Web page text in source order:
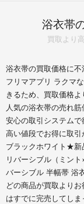
浴衣帯
買取より
浴衣帯の買取価格に
フリマアプリ ラクマ
きるため、買取価格
人気の浴衣帯の売れ
安心の取引システム
高い値段でお得に取
ブラックホワイト★
リバーシブル（ミン
バーシブル 半幅帯
どの商品が買取より
はすでに完売してし